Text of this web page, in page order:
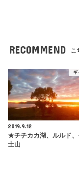
RECOMMEND こ
ギ
2019.9.12
★チチカカ湖、ルルド、
士山